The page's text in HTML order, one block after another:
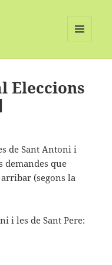
Eleccions
de Sant Antoni i
demandes que
(segons la
i les de Sant Pere: